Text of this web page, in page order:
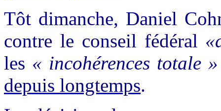
Tôt dimanche, Daniel
contre le conseil fédéral
les « incohérences totale
depuis longtemps.